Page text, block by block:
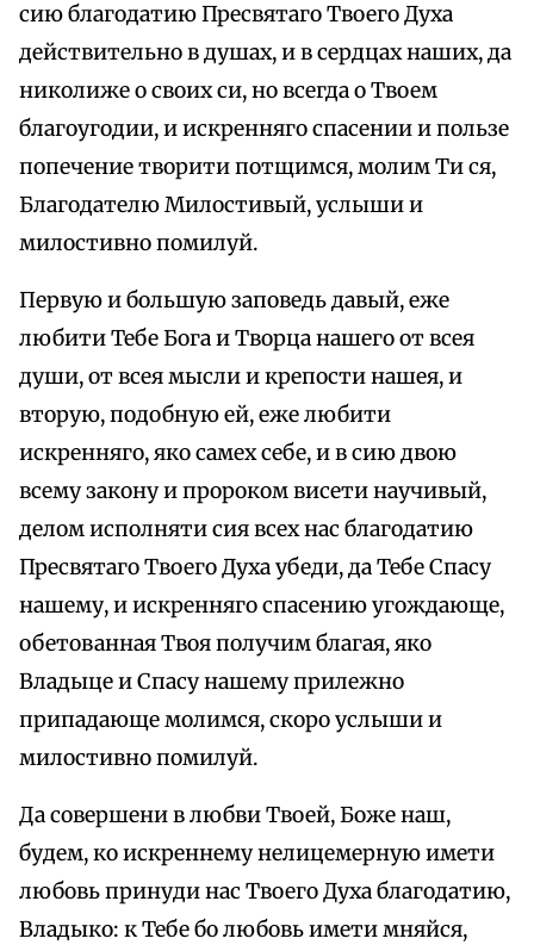
сию благодатию Пресвятаго Твоего Духа
действительно в душах, и в сердцах наших, да
николиже о своих си, но всегда о Твоем
благоугодии, и искренняго спасении и пользе
попечение творити потщимся, молим Ти ся,
Благодателю Милостивый, услыши и
милостивно помилуй.
Первую и большую заповедь давый, еже
любити Тебе Бога и Творца нашего от всея
души, от всея мысли и крепости нашея, и
вторую, подобную ей, еже любити
искренняго, яко самех себе, и в сию двою
всему закону и пророком висети научивый,
делом исполняти сия всех нас благодатию
Пресвятаго Твоего Духа убеди, да Тебе Спасу
нашему, и искренняго спасению угождающе,
обетованная Твоя получим благая, яко
Владыце и Спасу нашему прилежно
припадающе молимся, скоро услыши и
милостивно помилуй.
Да совершени в любви Твоей, Боже наш,
будем, ко искреннему нелицемерную имети
любовь принуди нас Твоего Духа благодатию,
Владыко: к Тебе бо любовь имети мняйся,